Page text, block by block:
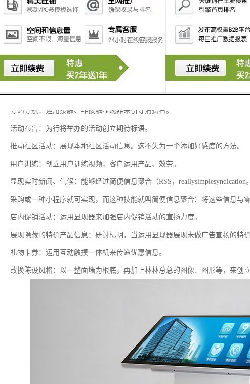
触摸一体机多元化的应用功能介绍：
预警体系：一些触摸一体机用户能与的预警体系交融，或依据本身需要创立
寻路导航：运用接触、非接触显现器来引导消费者。
活动布告：为行将举办的活动创立期待标语。
推动社区活动：展现本地社区活动信息。这不失为一个添加好感度的方法。
用户训练：创立用户训练视频，客户运用产品、效劳。
显现实时新闻、气候：能够经过简便信息聚合（RSS，
采购或一种小程序就可实现，而这种技能就叫简便信息聚合）将这些信息与
店内促销活动：运用显现器来加强店内促销活动的宣扬力度。
展现隐藏的特价产品信息：研讨标明，当运用显现器展现未做广告宣扬的特
礼物卡券：运用互动触摸一体机来传递优惠信息。
改换陈设风格：以一整面墙为根底，再加上林林总总的图像、图形等，来创